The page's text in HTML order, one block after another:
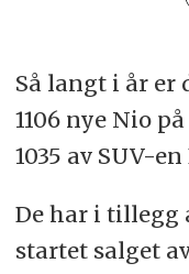
Så langt i år er
1106 nye Nio
1035 av SUV-en
De har i tillegg
startet salget